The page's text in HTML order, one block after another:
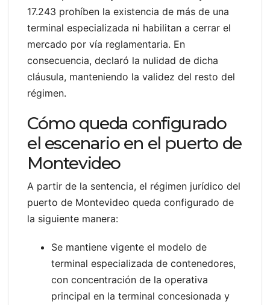
17.243 prohíben la existencia de más de una
terminal especializada ni habilitan a cerrar el
mercado por vía reglamentaria. En
consecuencia, declaró la nulidad de dicha
cláusula, manteniendo la validez del resto del
régimen.
Cómo queda configurado
el escenario en el puerto de
Montevideo
A partir de la sentencia, el régimen jurídico del
puerto de Montevideo queda configurado de
la siguiente manera:
Se mantiene vigente el modelo de
terminal especializada de contenedores,
con concentración de la operativa
principal en la terminal concesionada y